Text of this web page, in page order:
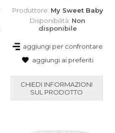
Produttore: My Sweet Baby
Disponibilità: Non
disponibile
aggiungi per confrontare
aggiungi ai preferiti
CHIEDI INFORMAZIONI
SUL PRODOTTO